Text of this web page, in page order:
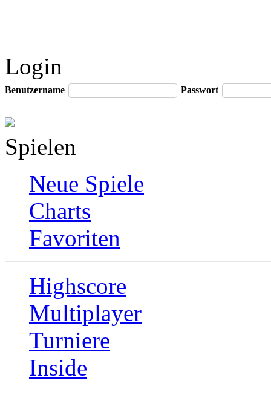
Login
Benutzername Passwort
Spielen
Neue Spiele
Charts
Favoriten
Highscore
Multiplayer
Turniere
Inside